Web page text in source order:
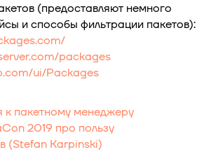
(предоставляют немного
и способы фильтрации пакетов):
packages
ui/Packages
к пакетному менеджеру
2019 про пользу
(Stefan Karpinski)